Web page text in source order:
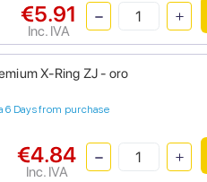
€5.91
Inc. IVA
X-Ring ZJ - oro
6 Days from purchase
€4.84
Inc. IVA